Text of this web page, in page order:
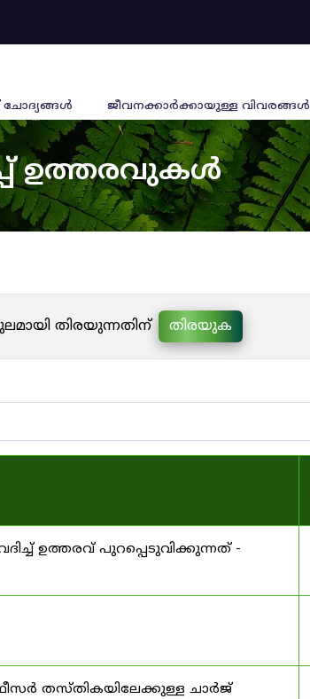
ചോദ്യങ്ങൾ ജീവനക്കാര്‍ക്കായുള്ള വിവരങ്ങള്‍
ഉത്തരവുകൾ
തിരയുന്നതിന് തിരയുക
ഉത്തരവ് പുറപ്പെടുവിക്കുന്നത് -
തസ്തികയിലേക്കുള്ള ചാർജ്